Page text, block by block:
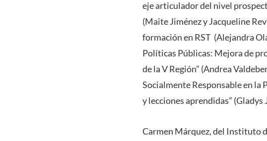
eje articulador del nivel
(Maite Jiménez y Jacqueline
formación en RST (Alejandra
Políticas Públicas: Mejora de
de la V Región” (Andrea
Socialmente Responsable en
y lecciones aprendidas” (Gladys
Carmen Márquez, del Instituto